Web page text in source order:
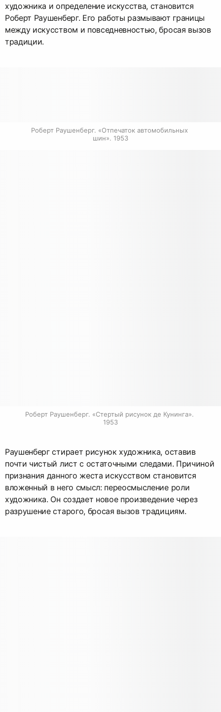
художника и определение искусства, становится
Роберт Раушенберг. Его работы размывают границы
между искусством и повседневностью, бросая вызов
традиции.
Роберт Раушенберг. «Отпечаток автомобильных
шин». 1953
Роберт Раушенберг. «Стертый рисунок де Кунинга».
1953
Раушенберг стирает рисунок художника, оставив
почти чистый лист с остаточными следами. Причиной
признания данного жеста искусством становится
вложенный в него смысл: переосмысление роли
художника. Он создает новое произведение через
разрушение старого, бросая вызов традициям.